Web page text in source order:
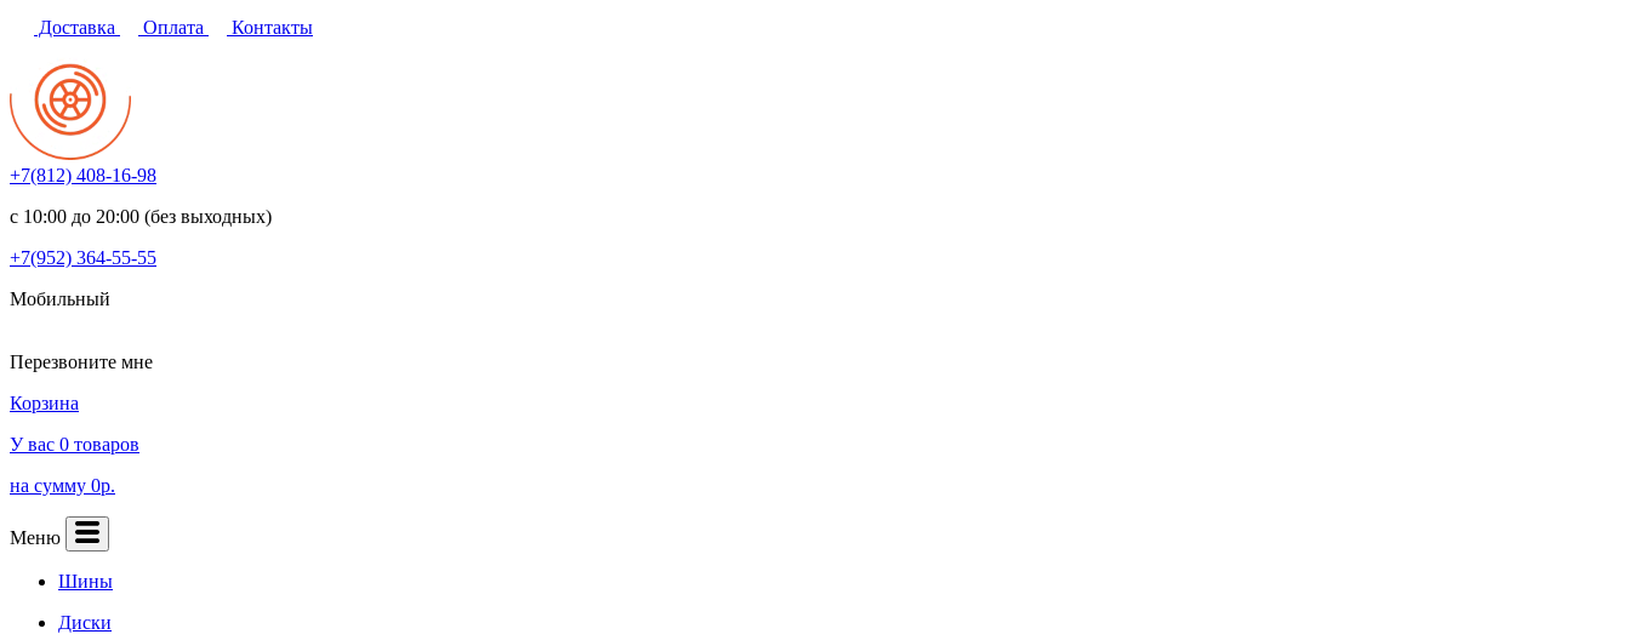
Доставка Оплата Контакты
+7(812) 408-16-98
с 10:00 до 20:00 (без выходных)
+7(952) 364-55-55
Мобильный
Перезвоните мне
Корзина
У вас 0 товаров
на сумму 0р.
Меню
Шины
Диски